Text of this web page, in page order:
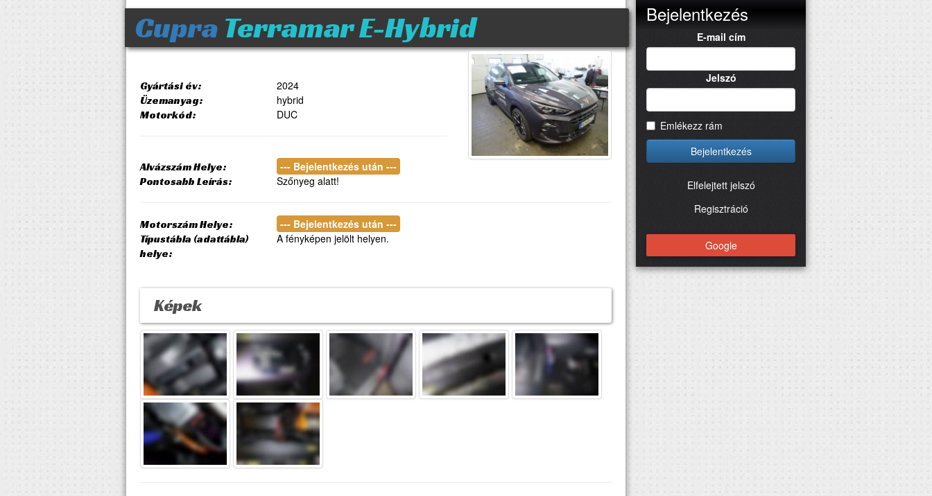
Cupra Terramar E-Hybrid
Gyártási év: 2024
Üzemanyag: hybrid
Motorkód: DUC
Alvázszám Helye: --- Bejelentkezés után ---
Pontosabb Leírás: Szőnyeg alatt!
Motorszám Helye: --- Bejelentkezés után ---
Típustábla (adattábla)
helye:
A fényképen jelölt helyen.
Képek
Bejelentkezés
E-mail cím
Jelszó
Emlékezz rám
Bejelentkezés
Elfelejtett jelszó
Regisztráció
Google